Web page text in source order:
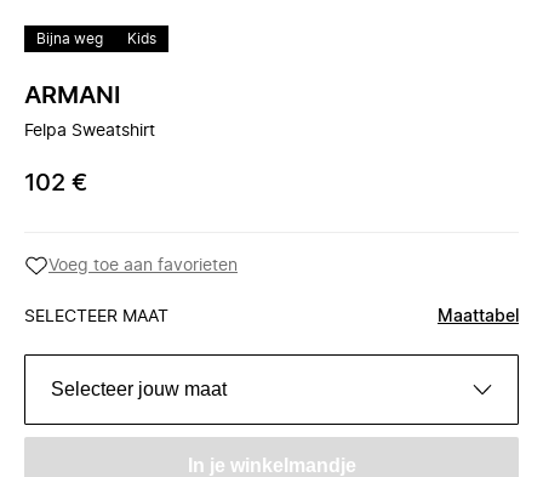
Bijna weg Kids
ARMANI
Felpa Sweatshirt
102 €
Voeg toe aan favorieten
SELECTEER MAAT Maattabel
Selecteer jouw maat
In je winkelmandje